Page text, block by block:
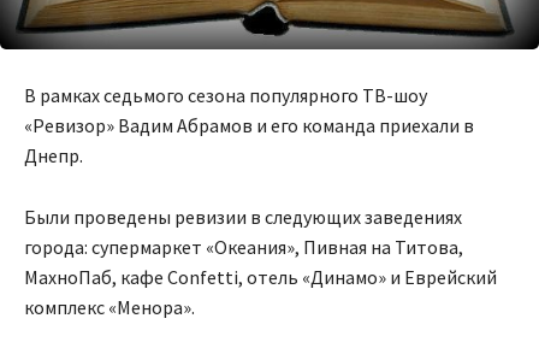
В рамках седьмого сезона популярного ТВ-шоу
«Ревизор» Вадим Абрамов и его команда приехали в
Днепр.
Были проведены ревизии в следующих заведениях
города: супермаркет «Океания», Пивная на Титова,
МахноПаб, кафе Confetti, отель «Динамо» и Еврейский
комплекс «Менора».